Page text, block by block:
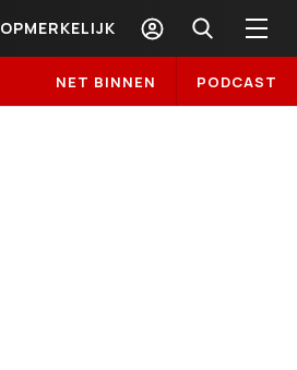
OPMERKELIJK
NET BINNEN PODCAST